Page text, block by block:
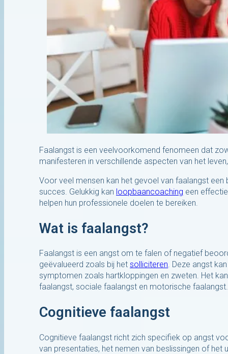
Faalangst is een veelvoorkomend fenomeen dat
manifesteren in verschillende aspecten van het
Voor veel mensen kan het gevoel van faalangst
succes. Gelukkig kan loopbaancoaching een
helpen hun professionele doelen te bereiken.
Wat is faalangst?
Faalangst is een angst om te falen of negatief
geëvalueerd zoals bij hetsolliciteren. Deze angst
symptomen zoals hartkloppingen en zweten. Het
faalangst, sociale faalangst en motorische faalangst.
Cognitieve faalangst
Cognitieve faalangst richt zich specifiek op angst
van presentaties, het nemen van beslissingen of